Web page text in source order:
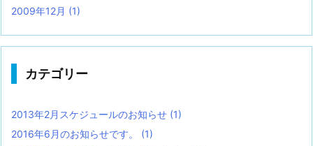
2009年12月 (1)
カテゴリー
2013年2月スケジュールのお知らせ (1)
2016年6月のお知らせです。 (1)